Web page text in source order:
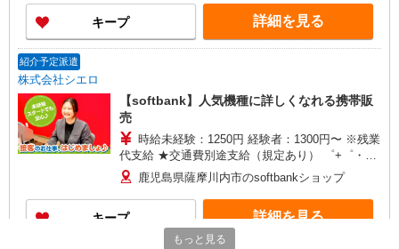
ィブ支給(規定有) ★月2回払い・週払い可能（規程
有）★ ゜・。○。・゜+゜・。○。・゜+゜
キープ 詳細を見る
紹介予定派遣
株式会社シエロ
【softbank】人気機種に詳しくなれる携帯販
売
時給未経験：1250円 経験者：1300円〜 ※残業
代支給 ★交通費別途支給（規定あり） ゜+゜・。
○。・゜+゜・。○。・゜+゜ 入社祝い金10万円支
給(規定有) お友達を紹介頂くと, インセンティブ支
給(規定有) ★月2回払い・週払い可能（規程有）★
゜・。○。・゜+゜・。○。・゜+゜
鹿児島県薩摩川内市のsoftbankショップ
キープ 詳細を見る
もっと見る